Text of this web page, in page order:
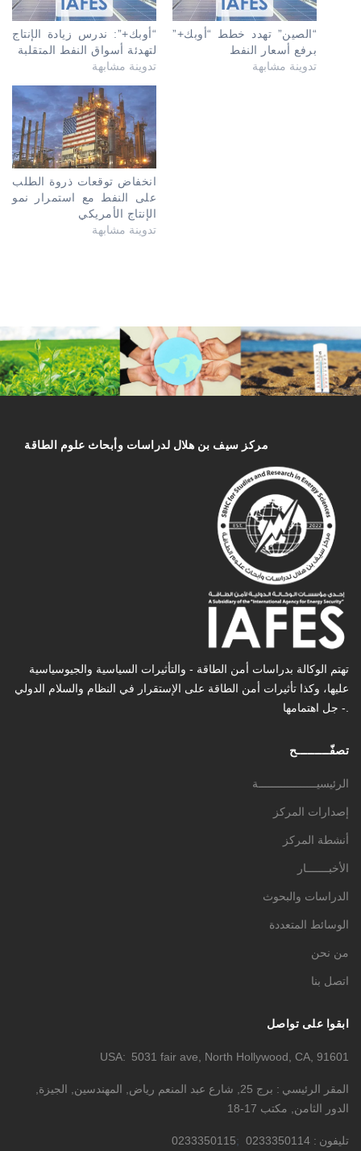
“أوبك+”: ندرس زيادة الإنتاج
لتهدئة أسواق النفط المتقلبة
تدوينة مشابهة
“الصين” تهدد خطط “أوبك+”
برفع أسعار النفط
تدوينة مشابهة
انخفاض توقعات ذروة الطلب
على النفط مع استمرار نمو
الإنتاج الأمريكي
تدوينة مشابهة
مركز سیف بن هلال لدراسات وأبحاث علوم الطاقة
تهتم الوكالة بدراسات أمن الطاقة - والتأثیرات السیاسیة والجیوسیاسیة
عليها، وكذا تأثیرات أمن الطاقة على الإستقرار في النظام والسلام الدولي
- جل اهتمامها.
تصفّـــــــــح
الرئيسيــــــــــــــــــة
إصدارات المركز
أنشطة المركز
الأخبـــــــار
الدراسات والبحوث
الوسائط المتعددة
من نحن
اتصل بنا
ابقوا على تواصل
USA 5031 fair ave, North Hollywood, CA, 91601
المقر الرئيسي
برج 25, شارع عبد المنعم رياض, المهندسين, الجيزة,
الدور الثامن, مكتب 17-18
تليفون 0233350114
0233350115